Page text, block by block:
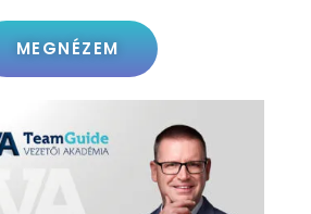
MEGNÉZEM